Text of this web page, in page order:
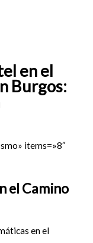
en el
Burgos:
items=»8″
el Camino
en el